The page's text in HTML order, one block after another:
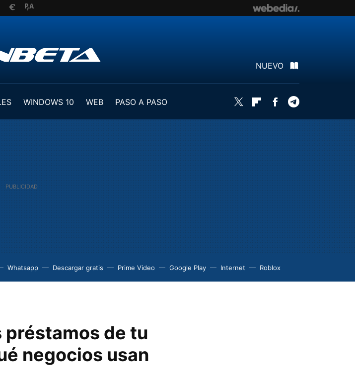
NUEVO
WINDOWS 10 WEB
PASO A PASO
Twitter FlipboardFacebook
Whatsapp Descargar gratis Prime Video Google Play Internet Roblox
préstamos de tu
negocios usan